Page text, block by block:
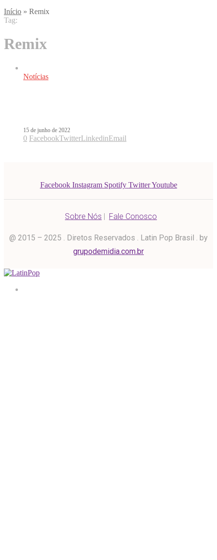
Início » Remix
Tag:
Remix
Notícias
15 de junho de 2022
0 FacebookTwitterLinkedinEmail
Facebook Instagram Spotify Twitter Youtube
Sobre Nós | Fale Conosco
@ 2015 – 2025 . Diretos Reservados . Latin Pop Brasil . by
grupodemidia.com.br